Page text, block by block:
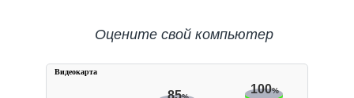
Оцените свой компьютер
85 100%
Видеокарта